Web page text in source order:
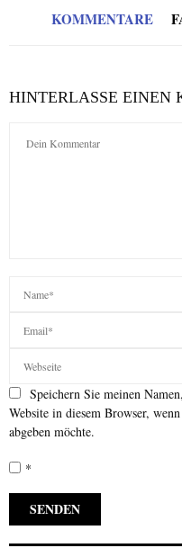
KOMMENTARE
HINTERLASSE EINEN
Speichern Sie meinen
Website in diesem Browser,
abgeben möchte.
*